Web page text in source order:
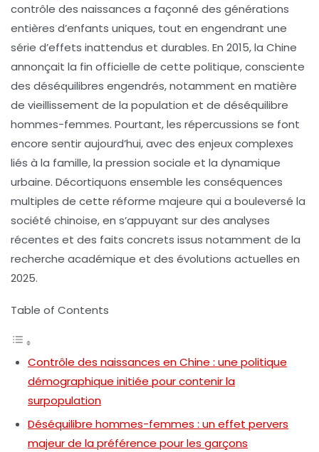
contrôle des naissances a façonné des générations
entières d’enfants uniques, tout en engendrant une
série d’effets inattendus et durables. En 2015, la Chine
annonçait la fin officielle de cette politique, consciente
des déséquilibres engendrés, notamment en matière
de vieillissement de la population et de déséquilibre
hommes-femmes. Pourtant, les répercussions se font
encore sentir aujourd’hui, avec des enjeux complexes
liés à la famille, la pression sociale et la dynamique
urbaine. Décortiquons ensemble les conséquences
multiples de cette réforme majeure qui a bouleversé la
société chinoise, en s’appuyant sur des analyses
récentes et des faits concrets issus notamment de la
recherche académique et des évolutions actuelles en
2025.
Table of Contents
Contrôle des naissances en Chine : une politique
démographique initiée pour contenir la
surpopulation
Déséquilibre hommes-femmes : un effet pervers
majeur de la préférence pour les garçons